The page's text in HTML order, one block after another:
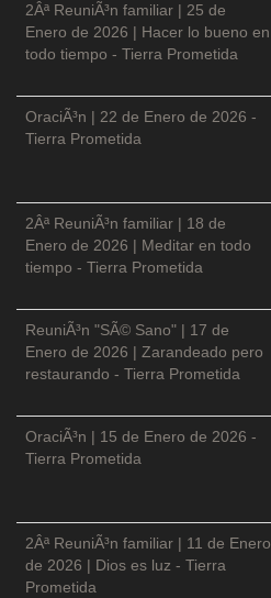
2Âª ReuniÃ³n familiar | 25 de
Enero de 2026 | Hacer lo bueno en
todo tiempo - Tierra Prometida
OraciÃ³n | 22 de Enero de 2026 -
Tierra Prometida
2Âª ReuniÃ³n familiar | 18 de
Enero de 2026 | Meditar en todo
tiempo - Tierra Prometida
ReuniÃ³n "SÃ© Sano" | 17 de
Enero de 2026 | Zarandeado pero
restaurando - Tierra Prometida
OraciÃ³n | 15 de Enero de 2026 -
Tierra Prometida
2Âª ReuniÃ³n familiar | 11 de Enero
de 2026 | Dios es luz - Tierra
Prometida